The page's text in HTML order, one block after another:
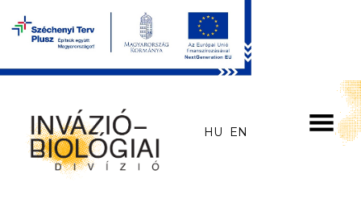
Skip to main content
HU EN